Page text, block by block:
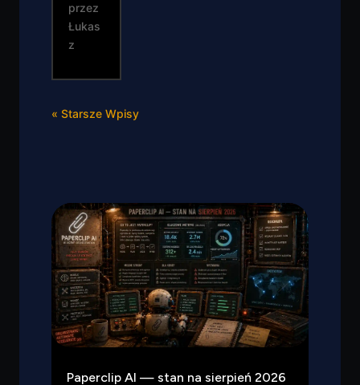
przez
Łukas
z
« Starsze Wpisy
Paperclip AI — stan na sierpień 2026